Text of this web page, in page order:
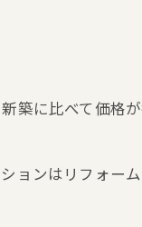
築に比べて価格
ョンはリフォー